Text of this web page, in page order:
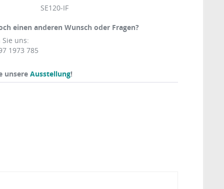
SE120-IF
einen anderen Wunsch oder Fragen?
uns:
1973 785
unsereAusstellung!